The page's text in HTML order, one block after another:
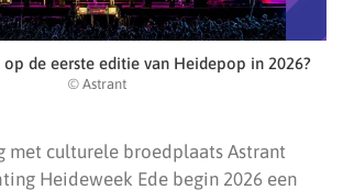
de eerste editie van Heidepop in 2026?
© Astrant
met culturele broedplaats Astrant
Heideweek Ede begin 2026 een